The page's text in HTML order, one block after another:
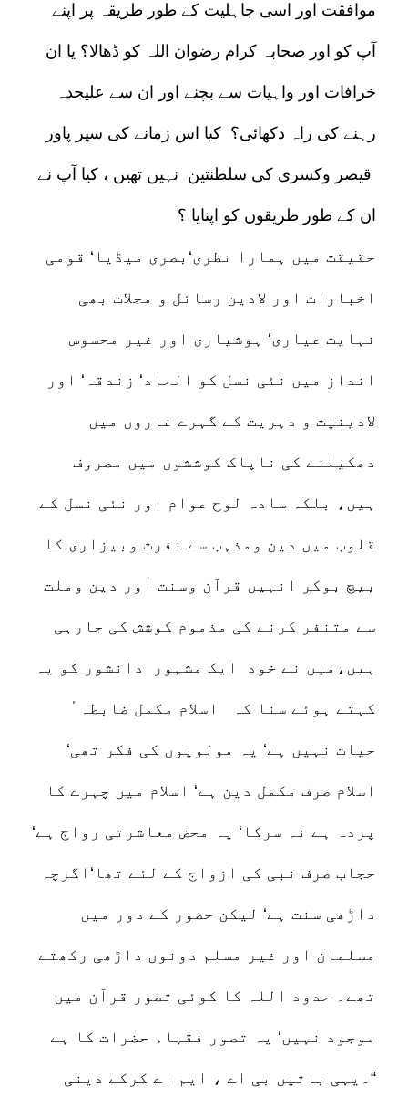
موافقت اور اسی جاہلیت کے طور طریقہ پر اپنے
آپ کو اور صحابہ کرام رضوان اللہ کو ڈھالا؟ یا ان
خرافات اور واہیات سے بچنے اور ان سے علیحدہ
رہنے کی راہ دکھائی؟ کیا اس زمانے کی سپر پاور
قیصر وکسری کی سلطنتین نہیں تھیں ، کیا آپ نے
ان کے طور طریقوں کو اپنایا ؟
حقیقت میں ہمارا نظری‘بصری میڈیا‘ قومی
اخبارات اور لادین رسائل و مجلات بھی
نہایت عیاری‘ ہوشیاری اور غیر محسوس
انداز میں نئی نسل کو الحاد‘ زندقہ‘ اور
لادینیت و دہریت کے گہرے غاروں میں
دھکیلنے کی ناپاک کوششوں میں مصروف
ہیں، بلکہ سادہ لوح عوام اور نئی نسل کے
قلوب میں دین ومذہب سے نفرت وبیزاری کا
بیچ بوکر انہیں قرآن وسنت اور دین وملت
سے متنفر کرنے کی مذموم کوشش کی جارہی
ہیں،میں نے خود ایک مشہور دانشور کو یہ
کہتے ہوئے سنا کہ اسلام مکمل ضابطہٴ
حیات نہیں ہے‘ یہ مولویوں کی فکر تھی‘
اسلام صرف مکمل دین ہے‘ اسلام میں چہرے کا
پردہ ہے نہ سرکا‘ یہ محض معاشرتی رواج ہے‘
حجاب صرف نبی کی ازواج کے لئے تھا‘اگرچہ
داڑھی سنت ہے‘ لیکن حضور کے دور میں
مسلمان اور غیر مسلم دونوں داڑھی رکھتے
تھے۔ حدود اللہ کا کوئی تصور قرآن میں
موجود نہیں‘ یہ تصور فقہاء حضرات کا ہے
“۔یہی باتیں بی اے ، ایم اے کرکے دینی